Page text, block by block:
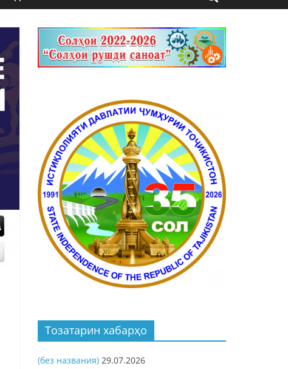
Тозатарин хабарҳо
(без названия) 29.07.2026